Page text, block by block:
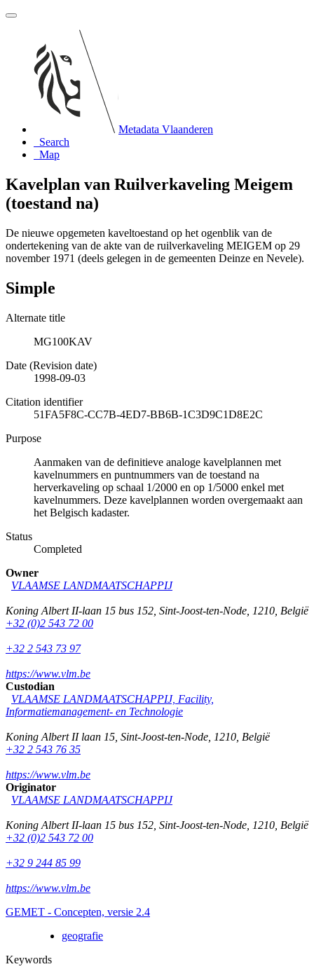
Metadata Vlaanderen
Search
Map
Kavelplan van Ruilverkaveling Meigem
(toestand na)
De nieuwe opgemeten kaveltoestand op het ogenblik van de
ondertekening van de akte van de ruilverkaveling MEIGEM op 29
november 1971 (deels gelegen in de gemeenten Deinze en Nevele).
Simple
Alternate title
MG100KAV
Date (Revision date)
1998-09-03
Citation identifier
51FA5F8C-CC7B-4ED7-BB6B-1C3D9C1D8E2C
Purpose
Aanmaken van de definitieve analoge kavelplannen met
kavelnummers en puntnummers van de toestand na
herverkaveling op schaal 1/2000 en op 1/5000 enkel met
kavelnummers. Deze kavelplannen worden overgemaakt aan
het Belgisch kadaster.
Status
Completed
Owner
VLAAMSE LANDMAATSCHAPPIJ
Koning Albert II-laan 15 bus 152 Sint-Joost-ten-Node 1210 België
+32 (0)2 543 72 00
+32 2 543 73 97
https://www.vlm.be
Custodian
VLAAMSE LANDMAATSCHAPPIJ, Facility,
Informatiemanagement- en Technologie
Koning Albert II laan 15 Sint-Joost-ten-Node 1210 België
+32 2 543 76 35
https://www.vlm.be
Originator
VLAAMSE LANDMAATSCHAPPIJ
Koning Albert II-laan 15 bus 152 Sint-Joost-ten-Node 1210 België
+32 (0)2 543 72 00
+32 9 244 85 99
https://www.vlm.be
GEMET - Concepten, versie 2.4
geografie
Keywords